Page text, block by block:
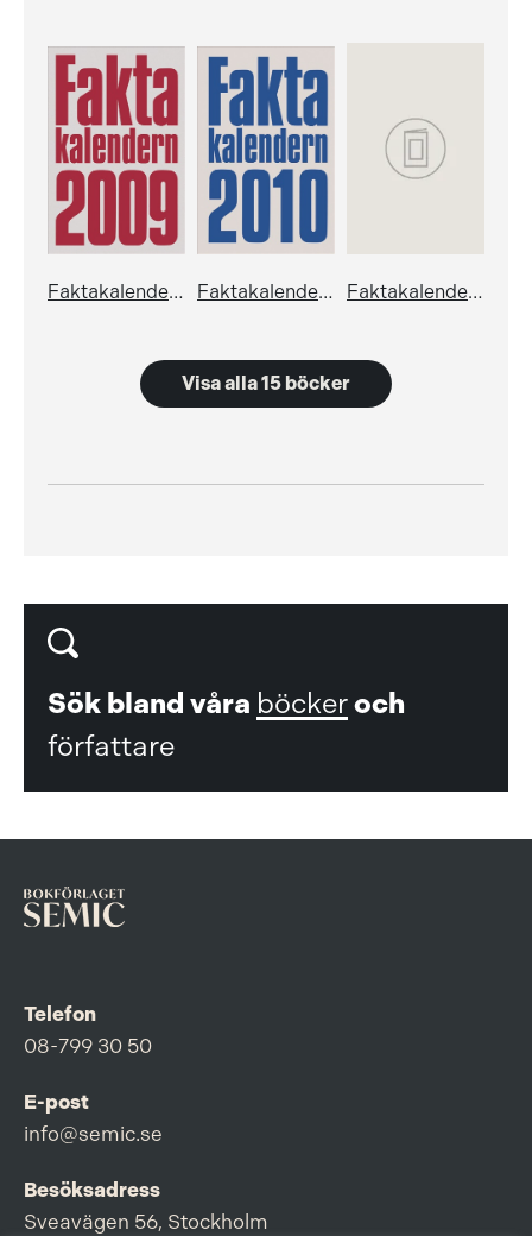
Faktakalendern 2009 (med EAN-kod) Faktakalendern 2010 Faktakalendern 2011
Visa alla 15 böcker
Sök bland våra böckeroch
författare
Telefon
08-799 30 50
E-post
info@semic.se
Besöksadress
Sveavägen 56, Stockholm